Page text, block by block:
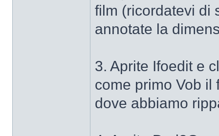
film (ricordatevi di
annotate la
3. Aprite Ifoedit e
come primo Vob il
dove abbiamo